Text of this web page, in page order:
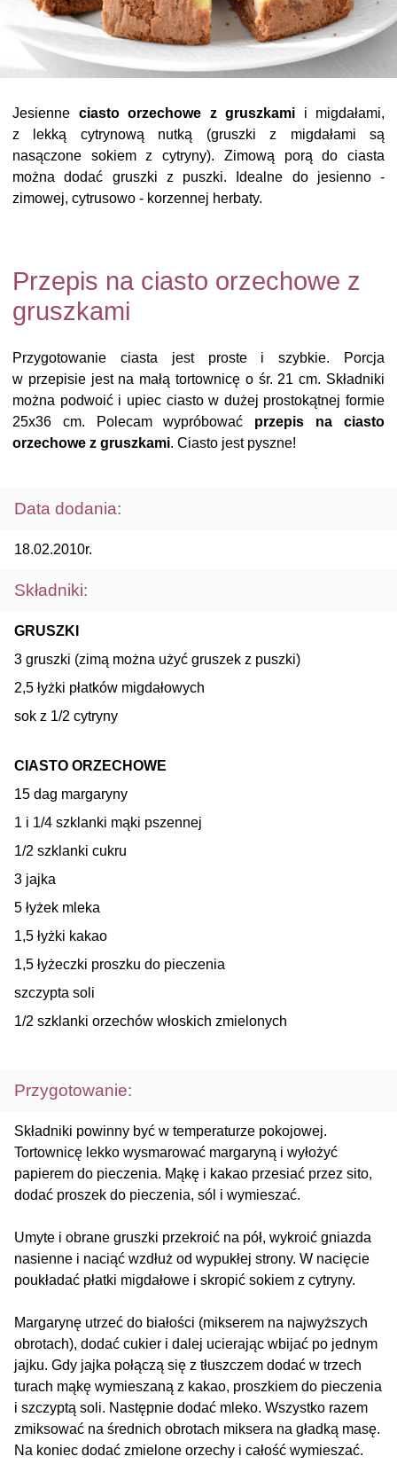
Jesienne ciasto orzechowe z gruszkami i migdałami,
z lekką cytrynową nutką (gruszki z migdałami są
nasączone sokiem z cytryny). Zimową porą do ciasta
można dodać gruszki z puszki. Idealne do jesienno -
zimowej, cytrusowo - korzennej herbaty.
Przepis na ciasto orzechowe z
gruszkami
Przygotowanie ciasta jest proste i szybkie. Porcja
w przepisie jest na małą tortownicę o śr. 21 cm. Składniki
można podwoić i upiec ciasto w dużej prostokątnej formie
25x36 cm. Polecam wypróbować przepis na ciasto
orzechowe z gruszkami. Ciasto jest pyszne!
Data dodania:
18.02.2010r.
Składniki:
GRUSZKI
3 gruszki (zimą można użyć gruszek z puszki)
2,5 łyżki płatków migdałowych
sok z 1/2 cytryny
CIASTO ORZECHOWE
15 dag margaryny
1 i 1/4 szklanki mąki pszennej
1/2 szklanki cukru
3 jajka
5 łyżek mleka
1,5 łyżki kakao
1,5 łyżeczki proszku do pieczenia
szczypta soli
1/2 szklanki orzechów włoskich zmielonych
Przygotowanie:
Składniki powinny być w temperaturze pokojowej.
Tortownicę lekko wysmarować margaryną i wyłożyć
papierem do pieczenia. Mąkę i kakao przesiać przez sito,
dodać proszek do pieczenia, sól i wymieszać.
Umyte i obrane gruszki przekroić na pół, wykroić gniazda
nasienne i naciąć wzdłuż od wypukłej strony. W nacięcie
poukładać płatki migdałowe i skropić sokiem z cytryny.
Margarynę utrzeć do białości (mikserem na najwyższych
obrotach), dodać cukier i dalej ucierając wbijać po jednym
jajku. Gdy jajka połączą się z tłuszczem dodać w trzech
turach mąkę wymieszaną z kakao, proszkiem do pieczenia
i szczyptą soli. Następnie dodać mleko. Wszystko razem
zmiksować na średnich obrotach miksera na gładką masę.
Na koniec dodać zmielone orzechy i całość wymieszać.